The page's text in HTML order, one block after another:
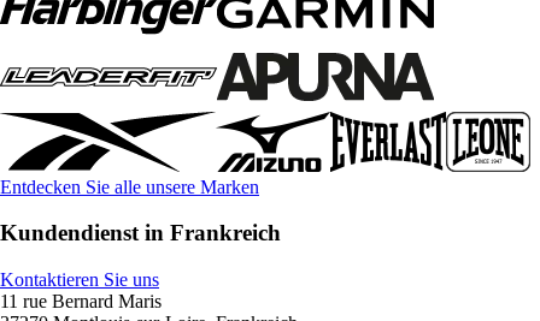
Entdecken Sie alle unsere Marken
Kundendienst in Frankreich
Kontaktieren Sie uns
11 rue Bernard Maris